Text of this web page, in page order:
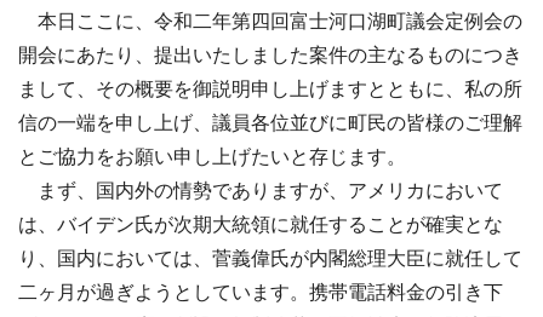
本日ここに、令和二年第四回富士河口湖町議会定例会の
開会にあたり、提出いたしました案件の主なるものにつき
まして、その概要を御説明申し上げますとともに、私の所
信の一端を申し上げ、議員各位並びに町民の皆様のご理解
とご協力をお願い申し上げたいと存じます。
まず、国内外の情勢でありますが、アメリカにおいて
は、バイデン氏が次期大統領に就任することが確実とな
り、国内においては、菅義偉氏が内閣総理大臣に就任して
二ヶ月が過ぎようとしています。携帯電話料金の引き下